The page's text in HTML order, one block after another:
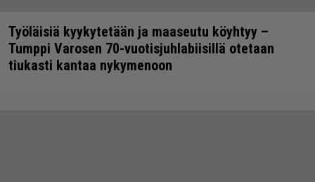
Työläisiä kyykytetään ja maaseutu köyhtyy –
Tumppi Varosen 70-vuotisjuhlabiisillä otetaan
tiukasti kantaa nykymenoon